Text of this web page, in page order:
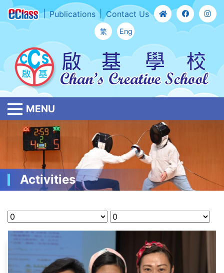
Publications Contact Us
繁 Eng
MENU
Activities